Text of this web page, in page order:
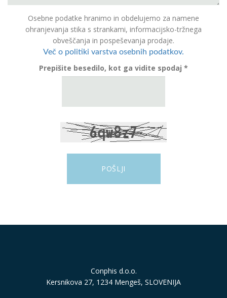
Osebne podatke hranimo in obdelujemo za namene
ohranjevanja stika s strankami, informacijsko-tržnega
obveščanja in pospeševanja prodaje.
Več o politiki varstva osebnih podatkov.
Prepišite besedilo, kot ga vidite spodaj *
Conphis d.o.o.
Kersnikova 27, 1234 Mengeš, SLOVENIJA